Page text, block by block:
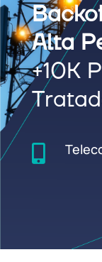
Alta
+10K
